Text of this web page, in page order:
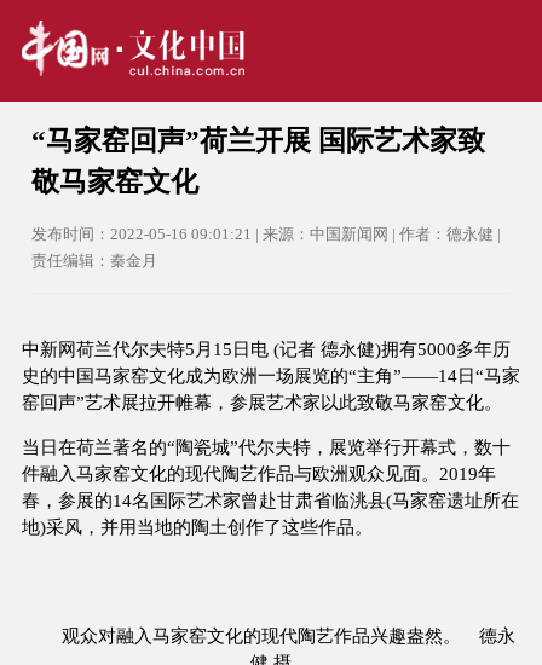
“马家窑回声”荷兰开展 国际艺术家致
敬马家窑文化
发布时间：2022-05-16 09:01:21 | 来源：中国新闻网 | 作者：德永健 |
责任编辑：秦金月
中新网荷兰代尔夫特5月15日电 (记者 德永健)拥有5000多年历
史的中国马家窑文化成为欧洲一场展览的“主角”——14日“马家
窑回声”艺术展拉开帷幕，参展艺术家以此致敬马家窑文化。
当日在荷兰著名的“陶瓷城”代尔夫特，展览举行开幕式，数十
件融入马家窑文化的现代陶艺作品与欧洲观众见面。2019年
春，参展的14名国际艺术家曾赴甘肃省临洮县(马家窑遗址所在
地)采风，并用当地的陶土创作了这些作品。
观众对融入马家窑文化的现代陶艺作品兴趣盎然。 德永